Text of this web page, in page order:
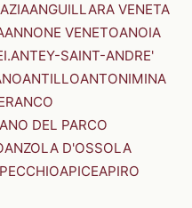
ANGUILLARA VENETA
ANNONE VENETOANOIA
ANTEY-SAINT-ANDRE'
ANTILLOANTONIMINA
DEL PARCO
ANZOLA D'OSSOLA
APICEAPIRO